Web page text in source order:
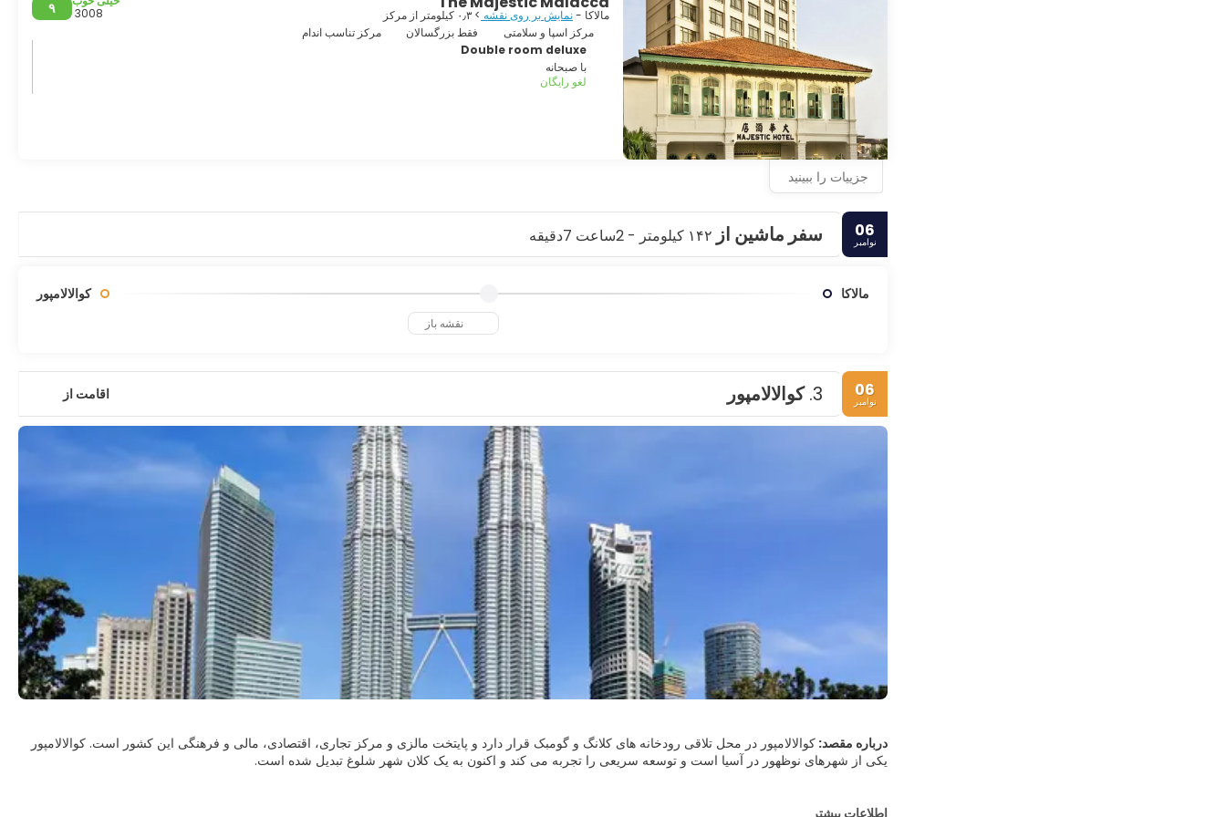
برای تجربه ملاکا از زاویه‌ای متفاوت، هنگام غروب آفتاب سوار یک قایق تفریحی رودخانه‌ای شوید و خانه‌های مغازه، پل‌ها و هنرهای خیابانی را که در نور کم
می‌درخشند، تماشا کنید. برای دیدن خانه‌های چوبی روی پایه‌های چوبی که در میان شهر مدرن حفظ شده‌اند، به کامپونگ مورتن، یک روستای سنتی مالایی، در نزدیکی
آن، سفر کنید. چه مجذوب تاریخ، غذا یا عکاسی باشید، ملاکا ترکیبی جذاب از قدیم و جدید را ارائه می‌دهد که کاوش آرام و بدون عجله را ارج می‌نهد.
مالاکا -نمایش بر روی نقشه > ۰٫۳ کیلومتر از مرکز ۹
3008
مرکز اسپا و سلامتی
فقط بزرگسالان
مرکز تناسب اندام
Double room deluxe
با صبحانه
لغو رایگان
جزییات را ببینید
06
نوامبر سفر ماشین از
مالاکا کوالالامپور
نقشه باز
06
نوامبر 3. کوالالامپور اقامت از
درباره مقصد: کوالالامپور در محل تلاقی رودخانه های کلانگ و گومبک قرار دارد و پایتخت مالزی و مرکز تجاری، اقتصادی، مالی و فرهنگی این کشور است. کوالالامپور
آسمان‌خراش‌ها ترکیب می‌شوند. برج‌های دوقلوی پتروناس، یکی از بلندترین ساختمان‌های جهان، بر افق آن مسلط است، اما هنوز احساس جذابیت دنیای قدیم در بخش
اطلاعات بیشتر